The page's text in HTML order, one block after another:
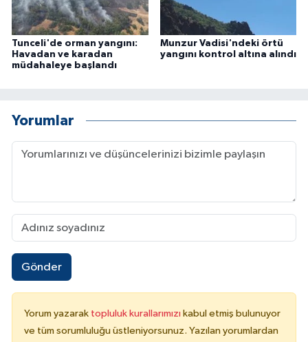
Tunceli'de orman yangını:
Havadan ve karadan
müdahaleye başlandı
Munzur Vadisi'ndeki örtü
yangını kontrol altına alındı
Yorumlar
Gönder
Yorum yazarak topluluk kurallarımızı kabul etmiş bulunuyor
ve tüm sorumluluğu üstleniyorsunuz. Yazılan yorumlardan